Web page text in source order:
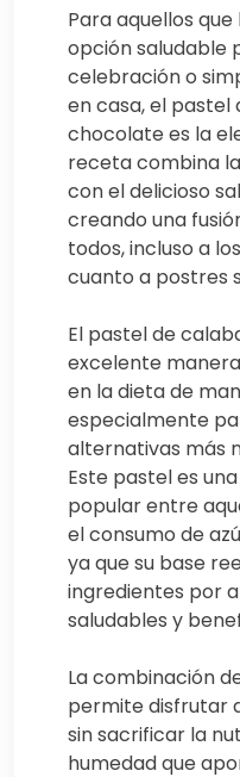
Para aquellos
opción saludable
celebración o
en casa, el
chocolate es la
receta combina
con el delicioso
creando una
todos, incluso a
cuanto a postres
El pastel de
excelente
en la dieta de
especialmente
alternativas más
Este pastel es
popular entre
el consumo de
ya que su base
ingredientes por
saludables y
La combinación
permite disfrutar
sin sacrificar la
humedad que